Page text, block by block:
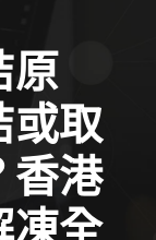
原
或取
香港
凍全